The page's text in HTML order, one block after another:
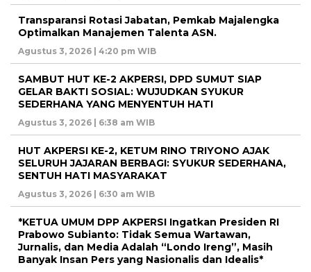
Transparansi Rotasi Jabatan, Pemkab Majalengka
Optimalkan Manajemen Talenta ASN.
Agustus 3, 2026 | 4:20 pm WIB
SAMBUT HUT KE-2 AKPERSI, DPD SUMUT SIAP
GELAR BAKTI SOSIAL: WUJUDKAN SYUKUR
SEDERHANA YANG MENYENTUH HATI
Agustus 3, 2026 | 6:38 am WIB
HUT AKPERSI KE-2, KETUM RINO TRIYONO AJAK
SELURUH JAJARAN BERBAGI: SYUKUR SEDERHANA,
SENTUH HATI MASYARAKAT
Agustus 3, 2026 | 6:30 am WIB
*KETUA UMUM DPP AKPERSI Ingatkan Presiden RI
Prabowo Subianto: Tidak Semua Wartawan,
Jurnalis, dan Media Adalah “Londo Ireng”, Masih
Banyak Insan Pers yang Nasionalis dan Idealis*